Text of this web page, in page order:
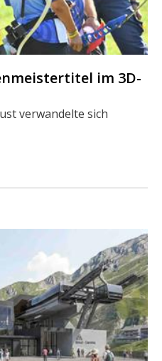
im 3D-
verwandelte sich